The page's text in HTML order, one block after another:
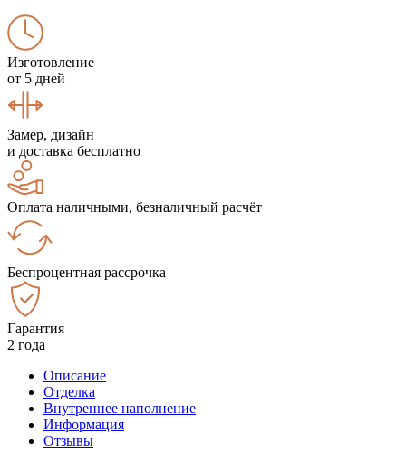
Изготовление
от 5 дней
Замер, дизайн
и доставка бесплатно
Оплата наличными, безналичный расчёт
Беспроцентная рассрочка
Гарантия
2 года
Описание
Отделка
Внутреннее наполнение
Информация
Отзывы